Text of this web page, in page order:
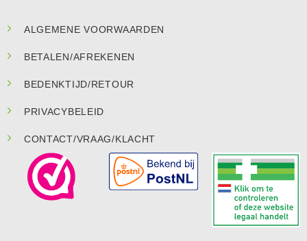
ALGEMENE VOORWAARDEN
BETALEN/AFREKENEN
BEDENKTIJD/RETOUR
PRIVACYBELEID
CONTACT/VRAAG/KLACHT